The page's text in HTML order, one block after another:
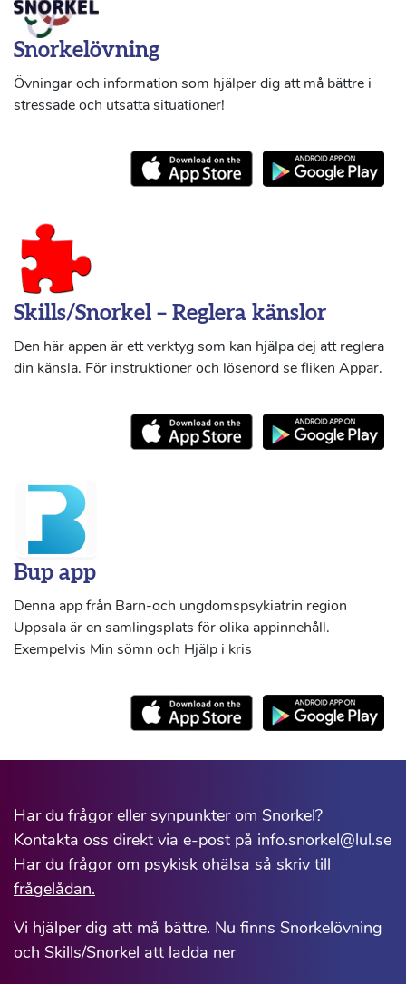
Snorkelövning
Övningar och information som hjälper dig att må bättre i
stressade och utsatta situationer!
Skills/Snorkel – Reglera känslor
Den här appen är ett verktyg som kan hjälpa dej att reglera
din känsla. För instruktioner och lösenord se fliken Appar.
Bup app
Denna app från Barn-och ungdomspsykiatrin region
Uppsala är en samlingsplats för olika appinnehåll.
Exempelvis Min sömn och Hjälp i kris
Har du frågor eller synpunkter om Snorkel?
Kontakta oss direkt via e-post på info.snorkel@lul.se
Har du frågor om psykisk ohälsa så skriv till
frågelådan.
Vi hjälper dig att må bättre. Nu finns Snorkelövning
och Skills/Snorkel att ladda ner